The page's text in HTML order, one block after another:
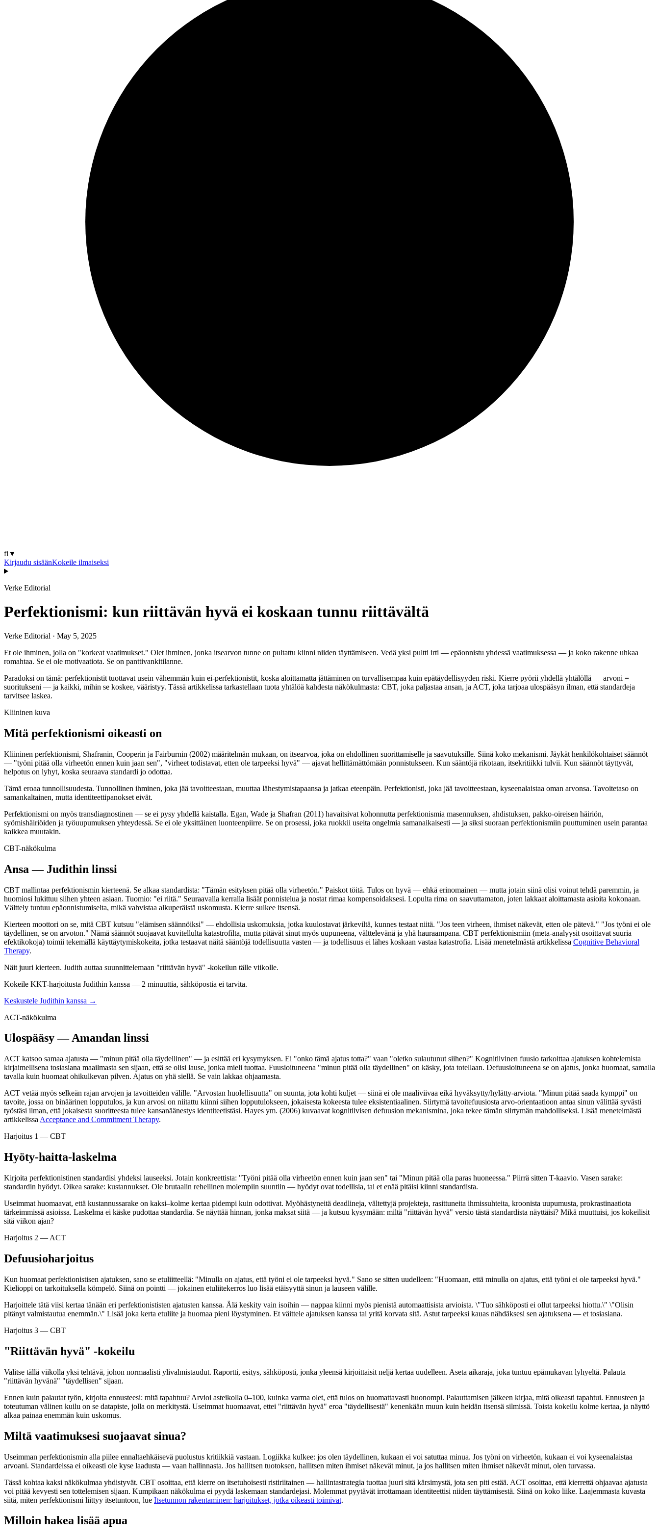
fi ▼
Kirjaudu sisäänKokeile ilmaiseksi
Verke Editorial
Perfektionismi: kun riittävän hyvä ei koskaan tunnu riittävältä
Verke Editorial · May 5, 2025
Et ole ihminen, jolla on "korkeat vaatimukset." Olet ihminen, jonka itsearvon tunne on pultattu kiinni niiden täyttämiseen. Vedä yksi pultti irti — epäonnistu yhdessä vaatimuksessa — ja koko rakenne uhkaa
romahtaa. Se ei ole motivaatiota. Se on panttivankitilanne.
Paradoksi on tämä: perfektionistit tuottavat usein vähemmän kuin ei-perfektionistit, koska aloittamatta jättäminen on turvallisempaa kuin epätäydellisyyden riski. Kierre pyörii yhdellä yhtälöllä — arvoni =
suoritukseni — ja kaikki, mihin se koskee, vääristyy. Tässä artikkelissa tarkastellaan tuota yhtälöä kahdesta näkökulmasta: CBT, joka paljastaa ansan, ja ACT, joka tarjoaa ulospääsyn ilman, että standardeja
tarvitsee laskea.
Kliininen kuva
Mitä perfektionismi oikeasti on
Kliininen perfektionismi, Shafranin, Cooperin ja Fairburnin (2002) määritelmän mukaan, on itsearvoa, joka on ehdollinen suorittamiselle ja saavutuksille. Siinä koko mekanismi. Jäykät henkilökohtaiset säännöt
— "työni pitää olla virheetön ennen kuin jaan sen", "virheet todistavat, etten ole tarpeeksi hyvä" — ajavat hellittämättömään ponnistukseen. Kun sääntöjä rikotaan, itsekritiikki tulvii. Kun säännöt täyttyvät,
helpotus on lyhyt, koska seuraava standardi jo odottaa.
Tämä eroaa tunnollisuudesta. Tunnollinen ihminen, joka jää tavoitteestaan, muuttaa lähestymistapaansa ja jatkaa eteenpäin. Perfektionisti, joka jää tavoitteestaan, kyseenalaistaa oman arvonsa. Tavoitetaso on
samankaltainen, mutta identiteettipanokset eivät.
Perfektionismi on myös transdiagnostinen — se ei pysy yhdellä kaistalla. Egan, Wade ja Shafran (2011) havaitsivat kohonnutta perfektionismia masennuksen, ahdistuksen, pakko-oireisen häiriön,
syömishäiriöiden ja työuupumuksen yhteydessä. Se ei ole yksittäinen luonteenpiirre. Se on prosessi, joka ruokkii useita ongelmia samanaikaisesti — ja siksi suoraan perfektionismiin puuttuminen usein parantaa
kaikkea muutakin.
CBT-näkökulma
Ansa — Judithin linssi
CBT mallintaa perfektionismin kierteenä. Se alkaa standardista: "Tämän esityksen pitää olla virheetön." Paiskot töitä. Tulos on hyvä — ehkä erinomainen — mutta jotain siinä olisi voinut tehdä paremmin, ja
huomiosi lukittuu siihen yhteen asiaan. Tuomio: "ei riitä." Seuraavalla kerralla lisäät ponnistelua ja nostat rimaa kompensoidaksesi. Lopulta rima on saavuttamaton, joten lakkaat aloittamasta asioita kokonaan.
Välttely tuntuu epäonnistumiselta, mikä vahvistaa alkuperäistä uskomusta. Kierre sulkee itsensä.
Kierteen moottori on se, mitä CBT kutsuu "elämisen säännöiksi" — ehdollisia uskomuksia, jotka kuulostavat järkeviltä, kunnes testaat niitä. "Jos teen virheen, ihmiset näkevät, etten ole pätevä." "Jos työni ei ole
täydellinen, se on arvoton." Nämä säännöt suojaavat kuvitellulta katastrofilta, mutta pitävät sinut myös uupuneena, välttelevänä ja yhä hauraampana. CBT perfektionismiin (meta-analyysit osoittavat suuria
efektikokoja) toimii tekemällä käyttäytymiskokeita, jotka testaavat näitä sääntöjä todellisuutta vasten — ja todellisuus ei lähes koskaan vastaa katastrofia. Lisää menetelmästä artikkelissa Cognitive Behavioral
Therapy.
Näit juuri kierteen. Judith auttaa suunnittelemaan "riittävän hyvä" -kokeilun tälle viikolle.
Kokeile KKT-harjoitusta Judithin kanssa — 2 minuuttia, sähköpostia ei tarvita.
Keskustele Judithin kanssa →
ACT-näkökulma
Ulospääsy — Amandan linssi
ACT katsoo samaa ajatusta — "minun pitää olla täydellinen" — ja esittää eri kysymyksen. Ei "onko tämä ajatus totta?" vaan "oletko sulautunut siihen?" Kognitiivinen fuusio tarkoittaa ajatuksen kohtelemista
kirjaimellisena tosiasiana maailmasta sen sijaan, että se olisi lause, jonka mieli tuottaa. Fuusioituneena "minun pitää olla täydellinen" on käsky, jota totellaan. Defuusioituneena se on ajatus, jonka huomaat, samalla
tavalla kuin huomaat ohikulkevan pilven. Ajatus on yhä siellä. Se vain lakkaa ohjaamasta.
ACT vetää myös selkeän rajan arvojen ja tavoitteiden välille. "Arvostan huolellisuutta" on suunta, jota kohti kuljet — siinä ei ole maaliviivaa eikä hyväksytty/hylätty-arviota. "Minun pitää saada kymppi" on
tavoite, jossa on binäärinen lopputulos, ja kun arvosi on niitattu kiinni siihen lopputulokseen, jokaisesta kokeesta tulee eksistentiaalinen. Siirtymä tavoitefuusiosta arvo-orientaatioon antaa sinun välittää syvästi
työstäsi ilman, että jokaisesta suoritteesta tulee kansanäänestys identiteetistäsi. Hayes ym. (2006) kuvaavat kognitiivisen defuusion mekanismina, joka tekee tämän siirtymän mahdolliseksi. Lisää menetelmästä
artikkelissa Acceptance and Commitment Therapy.
Harjoitus 1 — CBT
Hyöty-haitta-laskelma
Kirjoita perfektionistinen standardisi yhdeksi lauseeksi. Jotain konkreettista: "Työni pitää olla virheetön ennen kuin jaan sen" tai "Minun pitää olla paras huoneessa." Piirrä sitten T-kaavio. Vasen sarake:
standardin hyödyt. Oikea sarake: kustannukset. Ole brutaalin rehellinen molempiin suuntiin — hyödyt ovat todellisia, tai et enää pitäisi kiinni standardista.
Useimmat huomaavat, että kustannussarake on kaksi–kolme kertaa pidempi kuin odottivat. Myöhästyneitä deadlineja, vältettyjä projekteja, rasittuneita ihmissuhteita, kroonista uupumusta, prokrastinaatiota
tärkeimmissä asioissa. Laskelma ei käske pudottaa standardia. Se näyttää hinnan, jonka maksat siitä — ja kutsuu kysymään: miltä "riittävän hyvä" versio tästä standardista näyttäisi? Mikä muuttuisi, jos kokeilisit
sitä viikon ajan?
Harjoitus 2 — ACT
Defuusioharjoitus
Kun huomaat perfektionistisen ajatuksen, sano se etuliitteellä: "Minulla on ajatus, että työni ei ole tarpeeksi hyvä." Sano se sitten uudelleen: "Huomaan, että minulla on ajatus, että työni ei ole tarpeeksi hyvä."
Kielioppi on tarkoituksella kömpelö. Siinä on pointti — jokainen etuliitekerros luo lisää etäisyyttä sinun ja lauseen välille.
Harjoittele tätä viisi kertaa tänään eri perfektionististen ajatusten kanssa. Älä keskity vain isoihin — nappaa kiinni myös pienistä automaattisista arvioista. \"Tuo sähköposti ei ollut tarpeeksi hiottu.\" \"Olisin
pitänyt valmistautua enemmän.\" Lisää joka kerta etuliite ja huomaa pieni löystyminen. Et väittele ajatuksen kanssa tai yritä korvata sitä. Astut tarpeeksi kauas nähdäksesi sen ajatuksena — et tosiasiana.
Harjoitus 3 — CBT
"Riittävän hyvä" -kokeilu
Valitse tällä viikolla yksi tehtävä, johon normaalisti ylivalmistaudut. Raportti, esitys, sähköposti, jonka yleensä kirjoittaisit neljä kertaa uudelleen. Aseta aikaraja, joka tuntuu epämukavan lyhyeltä. Palauta
"riittävän hyvänä" "täydellisen" sijaan.
Ennen kuin palautat työn, kirjoita ennusteesi: mitä tapahtuu? Arvioi asteikolla 0–100, kuinka varma olet, että tulos on huomattavasti huonompi. Palauttamisen jälkeen kirjaa, mitä oikeasti tapahtui. Ennusteen ja
toteutuman välinen kuilu on se datapiste, jolla on merkitystä. Useimmat huomaavat, ettei "riittävän hyvä" eroa "täydellisestä" kenenkään muun kuin heidän itsensä silmissä. Toista kokeilu kolme kertaa, ja näyttö
alkaa painaa enemmän kuin uskomus.
Miltä vaatimuksesi suojaavat sinua?
Useimman perfektionismin alla piilee ennaltaehkäisevä puolustus kritiikkiä vastaan. Logiikka kulkee: jos olen täydellinen, kukaan ei voi satuttaa minua. Jos työni on virheetön, kukaan ei voi kyseenalaistaa
arvoani. Standardeissa ei oikeasti ole kyse laadusta — vaan hallinnasta. Jos hallitsen tuotoksen, hallitsen miten ihmiset näkevät minut, ja jos hallitsen miten ihmiset näkevät minut, olen turvassa.
Tässä kohtaa kaksi näkökulmaa yhdistyvät. CBT osoittaa, että kierre on itsetuhoisesti ristiriitainen — hallintastrategia tuottaa juuri sitä kärsimystä, jota sen piti estää. ACT osoittaa, että kierrettä ohjaavaa ajatusta
voi pitää kevyesti sen tottelemisen sijaan. Kumpikaan näkökulma ei pyydä laskemaan standardejasi. Molemmat pyytävät irrottamaan identiteettisi niiden täyttämisestä. Siinä on koko liike. Laajemmasta kuvasta
siitä, miten perfektionismi liittyy itsetuntoon, lue Itsetunnon rakentaminen: harjoitukset, jotka oikeasti toimivat.
Milloin hakea lisää apua